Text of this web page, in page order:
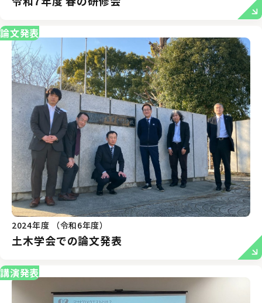
論文発表
2024年度 （令和6年度）
土木学会での論文発表
講演発表